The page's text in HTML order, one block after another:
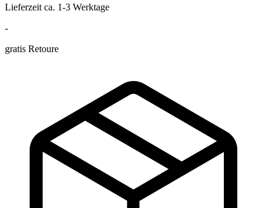
Lieferzeit ca. 1-3 Werktage
-
gratis Retoure